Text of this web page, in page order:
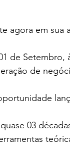
agora em sua
de Setembro,
de
03